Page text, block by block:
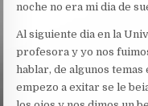
noche no era mi dia de
Al siguiente dia en la
profesora y yo nos
hablar, de algunos temas
empezo a exitar se le